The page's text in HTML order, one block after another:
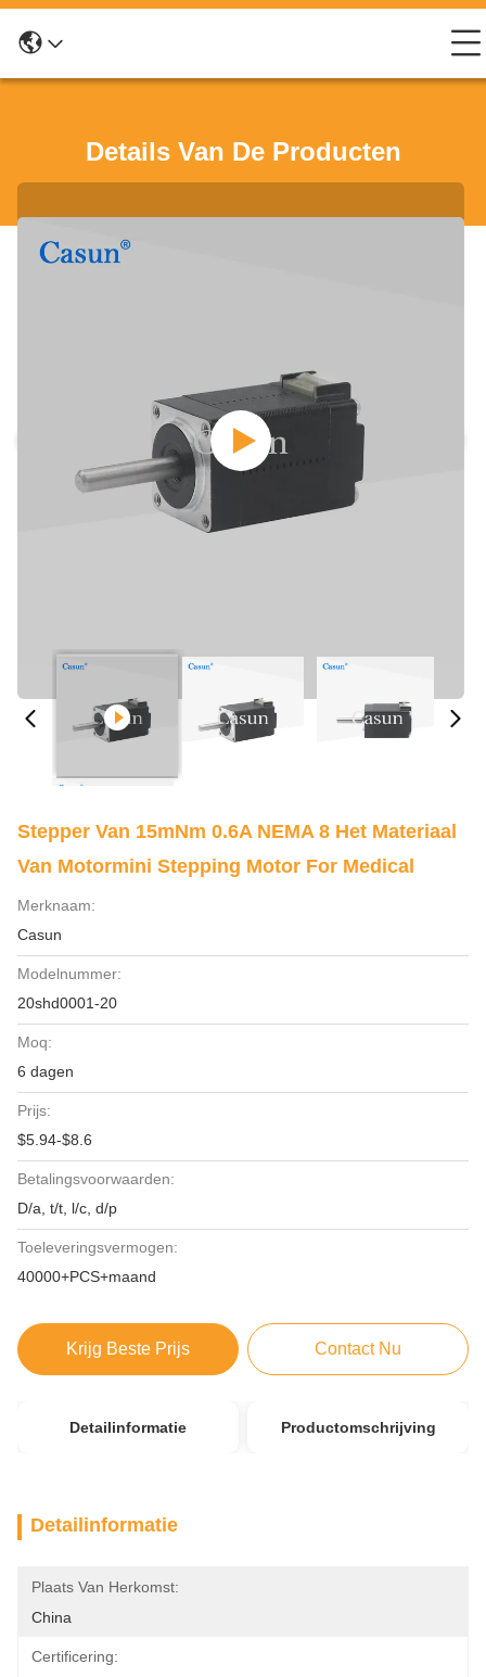
Details Van De Producten
Stepper Van 15mNm 0.6A NEMA 8 Het Materiaal
Van Motormini Stepping Motor For Medical
Merknaam:
Casun
Modelnummer:
20shd0001-20
Moq:
6 dagen
Prijs:
$5.94-$8.6
Betalingsvoorwaarden:
D/a, t/t, l/c, d/p
Toeleveringsvermogen:
40000+PCS+maand
Krijg Beste Prijs Contact Nu
Detailinformatie Productomschrijving
Detailinformatie
Plaats Van Herkomst:
China
Certificering: